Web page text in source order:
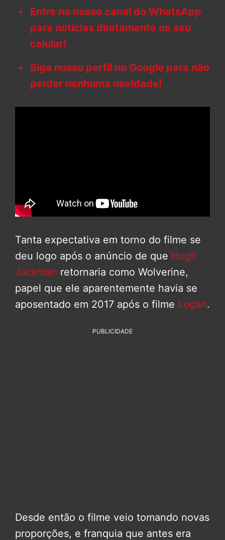
Entre no nosso canal do WhatsApp
para notícias diretamente no seu
celular!
Siga nosso perfil no Google para não
perder nenhuma novidade!
Tanta expectativa em torno do filme se
deu logo após o anúncio de que Hugh
Jackman retornaria como Wolverine,
papel que ele aparentemente havia se
aposentado em 2017 após o filme Logan.
PUBLICIDADE
Desde então o filme veio tomando novas
proporções, e franquia que antes era